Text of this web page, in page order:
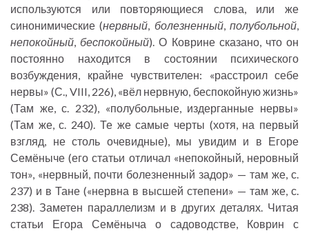
используются или повторяющиеся слова, или же
синонимические (нервный, болезненный,полубольной,
непокойный,беспокойный). О Коврине сказано, что он
постоянно находится в состоянии психического
возбуждения, крайне чувствителен: «расстроил себе
нервы» (С., VIII, 226), «вёл нервную, беспокойную жизнь»
(Там же, с. 232), «полубольные, издерганные нервы»
(Там же, с. 240). Те же самые черты (хотя, на первый
взгляд, не столь очевидные), мы увидим и в Егоре
Семёныче (его статьи отличал «непокойный, неровный
тон», «нервный, почти болезненный задор» — там же, с.
237) и в Тане («нервна в высшей степени» — там же, с.
238). Заметен параллелизм и в других деталях. Читая
статьи Егора Семёныча о садоводстве, Коврин с